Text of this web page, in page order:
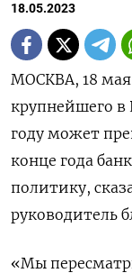
18.05.2023
МОСКВА, 18
крупнейшего в
году может
конце года
политику,
руководитель
«Мы